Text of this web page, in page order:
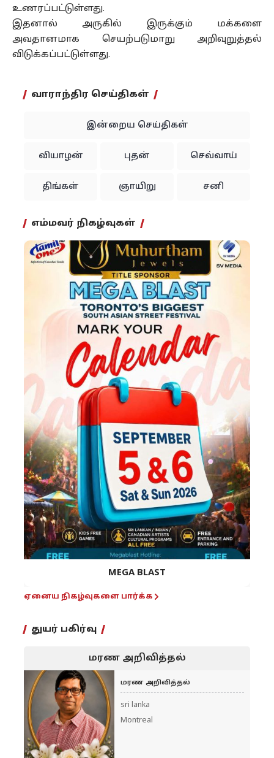
உணரப்பட்டுள்ளது.
இதனால் அருகில் இருக்கும் மக்களை
அவதானமாக செயற்படுமாறு அறிவுறுத்தல்
விடுக்கப்பட்டுள்ளது.
வாராந்திர செய்திகள்
இன்றைய செய்திகள்
வியாழன் புதன் செவ்வாய்
திங்கள் ஞாயிறு சனி
எம்மவர் நிகழ்வுகள்
MEGA BLAST
ஏனைய நிகழ்வுகளை பார்க்க
துயர் பகிர்வு
மரண அறிவித்தல்
மரண அறிவித்தல்
sri lanka
Montreal